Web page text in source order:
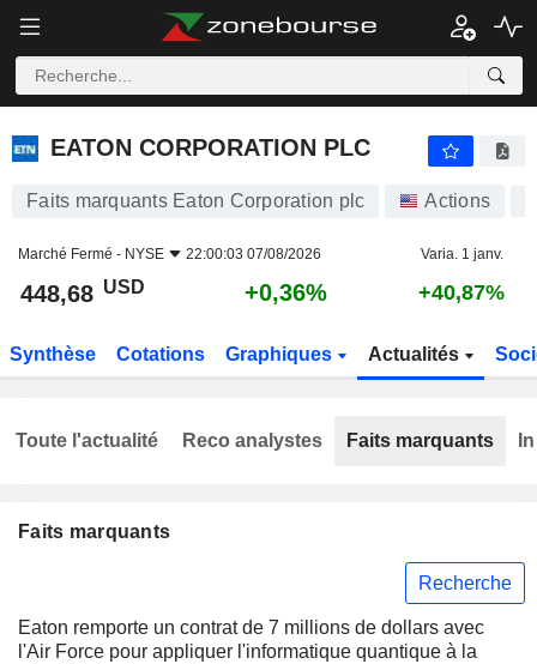
EATON CORPORATION PLC
EATON CORPORATION PLC
Faits marquants Eaton Corporation plc Actions
Marché Fermé - NYSE 22:00:03 07/08/2026 Varia. 1 janv.
448,68 USD +0,36% +40,87%
Synthèse Cotations Graphiques Actualités
Faits marquants
Recherche
Eaton remporte un contrat de 7 millions de dollars avec
l'Air Force pour appliquer l'informatique quantique à la
Toute l'actualité Reco analystes Faits marquants